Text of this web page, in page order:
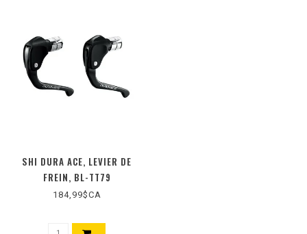
SHI DURA ACE, LEVIER DE
FREIN, BL-TT79
184,99$CA